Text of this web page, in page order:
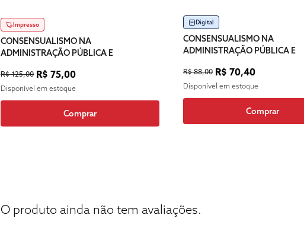
Impresso
CONSENSUALISMO NA
ADMINISTRAÇÃO PÚBLICA E
R$ 125,00 R$ 75,00
Disponível em estoque
Comprar
Digital
CONSENSUALISMO NA
ADMINISTRAÇÃO PÚBLICA E
R$ 88,00 R$ 70,40
Disponível em estoque
Comprar
O produto ainda não tem avaliações.